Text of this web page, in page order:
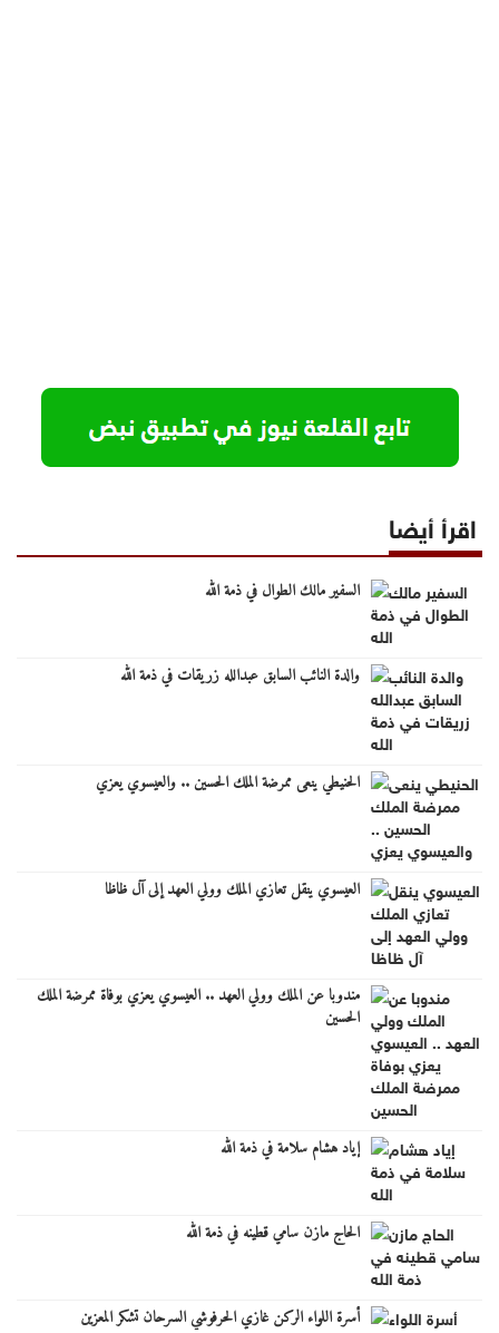
اقرأ أيضا
السفير مالك الطوال في ذمة الله
والدة النائب السابق عبدالله زريقات في ذمة الله
الحنيطي ينعى ممرضة الملك الحسين .. والعيسوي يعزي
العيسوي ينقل تعازي الملك وولي العهد إلى آل ظاظا
مندوبا عن الملك وولي العهد .. العيسوي يعزي بوفاة ممرضة الملك
الحسين
إياد هشام سلامة في ذمة الله
الحاج مازن سامي قطينه في ذمة الله
أسرة اللواء الركن غازي الحرفوشي السرحان تشكر المعزين